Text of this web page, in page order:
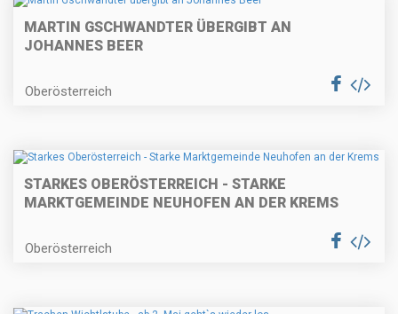
MARTIN GSCHWANDTER ÜBERGIBT AN
JOHANNES BEER
Oberösterreich
STARKES OBERÖSTERREICH - STARKE
MARKTGEMEINDE NEUHOFEN AN DER KREMS
Oberösterreich